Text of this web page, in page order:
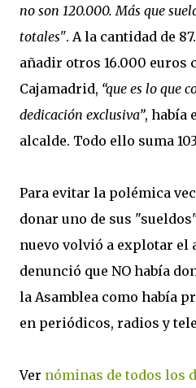
no son 120.000. Más que
totales". A la cantidad de
añadir otros 16.000 euros
Cajamadrid, “que es lo que
dedicación exclusiva”, había
alcalde. Todo ello suma
Para evitar la polémica
donar uno de sus
nuevo volvió a explotar el
denunció que NO había
la Asamblea como había
en periódicos, radios y
Ver nóminas de todos los